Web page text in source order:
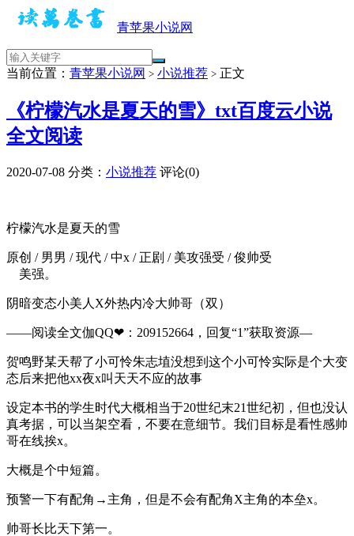
青苹果小说网
当前位置： 青苹果小说网 > 小说推荐 > 正文
《柠檬汽水是夏天的雪》txt百度云小说
全文阅读
2020-07-08 分类： 小说推荐 评论(0)
柠檬汽水是夏天的雪
原创 / 男男 / 现代 / 中x / 正剧 / 美攻强受 / 俊帅受
美强。
阴暗变态小美人X外热内冷大帅哥（双）
——阅读全文伽QQ❤：209152664，回复“1”获取资源—
贺鸣野某天帮了小可怜朱志埴没想到这个小可怜实际是个大变
态后来把他xx夜x叫天天不应的故事
设定本书的学生时代大概相当于20世纪末21世纪初，但也没认
真考据，可以当架空看，不要在意细节。我们目标是看性感帅
哥在线挨x。
大概是个中短篇。
预警一下有配角→主角，但是不会有配角X主角的本垒x。
帅哥长比天下第一。